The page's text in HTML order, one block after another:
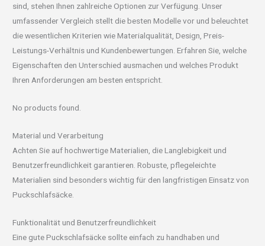
sind, stehen Ihnen zahlreiche Optionen zur Verfügung. Unser
umfassender Vergleich stellt die besten Modelle vor und beleuchtet
die wesentlichen Kriterien wie Materialqualität, Design, Preis-
Leistungs-Verhältnis und Kundenbewertungen. Erfahren Sie, welche
Eigenschaften den Unterschied ausmachen und welches Produkt
Ihren Anforderungen am besten entspricht.
No products found.
Material und Verarbeitung
Achten Sie auf hochwertige Materialien, die Langlebigkeit und
Benutzerfreundlichkeit garantieren. Robuste, pflegeleichte
Materialien sind besonders wichtig für den langfristigen Einsatz von
Puckschlafsäcke.
Funktionalität und Benutzerfreundlichkeit
Eine gute Puckschlafsäcke sollte einfach zu handhaben und